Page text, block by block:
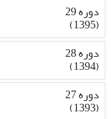
دوره 29
(1395)
دوره 28
(1394)
دوره 27
(1393)